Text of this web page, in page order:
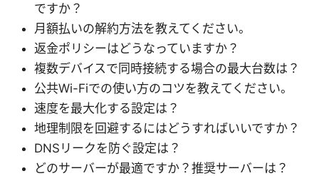
ですか？
月額払いの解約方法を教えてください。
返金ポリシーはどうなっていますか？
複数デバイスで同時接続する場合の最大台数は？
公共Wi-Fiでの使い方のコツを教えてください。
速度を最大化する設定は？
地理制限を回避するにはどうすればいいですか？
DNSリークを防ぐ設定は？
どのサーバーが最適ですか？推奨サーバーは？